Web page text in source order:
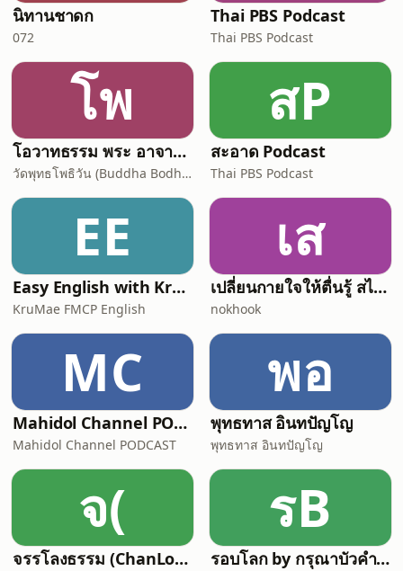
นิทานชาดก
072
Thai PBS Podcast
Thai PBS Podcast
โพ
โอวาทธรรม พระ อาจารย์ กัลยาโณ
วัดพุทธโพธิวัน (Buddha Bodhivana Monastery - Ajahn Kalyano)
สP
สะอาด Podcast
Thai PBS Podcast
EE
Easy English with KruMae FMCP English
KruMae FMCP English
เส
เปลี่ยนกายใจให้ตื่นรู้ สไตล์ "พื้นที่ของควา
nokhook
MC
Mahidol Channel PODCAST
Mahidol Channel PODCAST
พอ
พุทธทาส อินทปัญโญ
พุทธทาส อินทปัญโญ
จ(
จรรโลงธรรม (ChanLongDhamma)
รB
รอบโลก by กรุณาบัวคำศรี